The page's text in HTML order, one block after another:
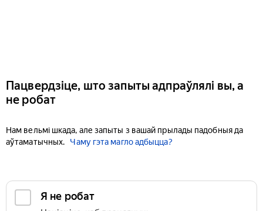
Пацвердзіце, што запыты адпраўлялі вы, а
не робат
Нам вельмі шкада, але запыты з вашай прылады падобныя да
аўтаматычных.
Чаму гэта магло адбыцца?
Я не робат